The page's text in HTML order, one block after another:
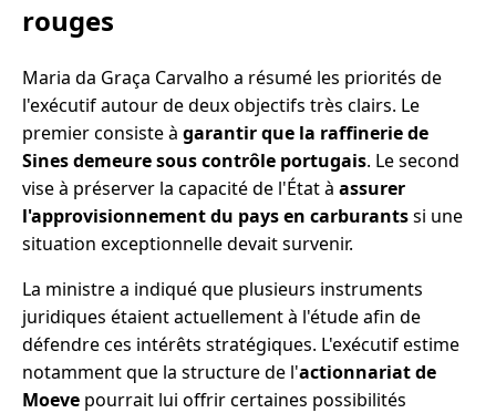
rouges
Maria da Graça Carvalho a résumé les priorités de
l'exécutif autour de deux objectifs très clairs. Le
premier consiste à garantir que la raffinerie de
Sines demeure sous contrôle portugais. Le second
vise à préserver la capacité de l'État à assurer
l'approvisionnement du pays en carburantssi une
situation exceptionnelle devait survenir.
La ministre a indiqué que plusieurs instruments
juridiques étaient actuellement à l'étude afin de
défendre ces intérêts stratégiques. L'exécutif estime
notamment que la structure de l'actionnariat de
Moeve pourrait lui offrir certaines possibilités